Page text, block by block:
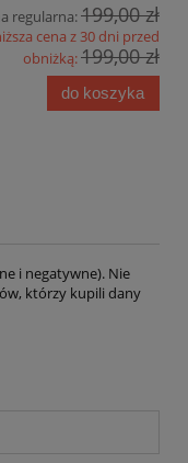
regularna:199,00 zł
cena z 30 dni przed
obniżką:199,00 zł
do koszyka
i negatywne). Nie
którzy kupili dany